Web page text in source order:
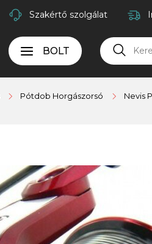
Szakértő szolgálat
BOLT
Pótdob Horgászorsó Nevis